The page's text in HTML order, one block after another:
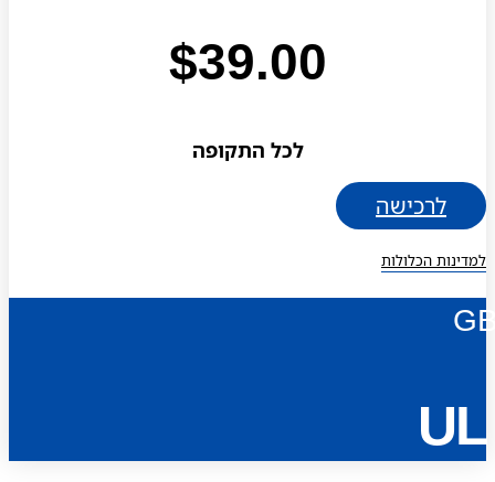
$39.00
לכל התקופה
לרכישה
למדינות הכלולות
UL